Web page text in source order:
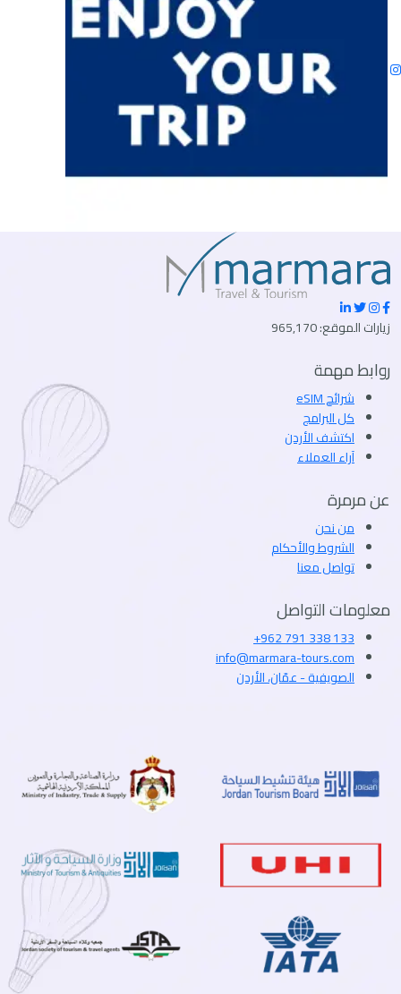
زيارات الموقع: 965,170
روابط مهمة
شرائح eSIM
كل البرامج
اكتشف الأردن
آراء العملاء
عن مرمرة
من نحن
الشروط والأحكام
تواصل معنا
معلومات التواصل
+962 791 338 133
info@marmara-tours.com
الصويفية - عمّان، الأردن